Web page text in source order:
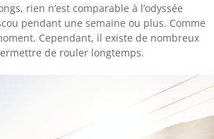
rien n’est comparable à l’odyssée
pendant une semaine ou plus. Comme
Cependant, il existe de nombreux
de rouler longtemps.